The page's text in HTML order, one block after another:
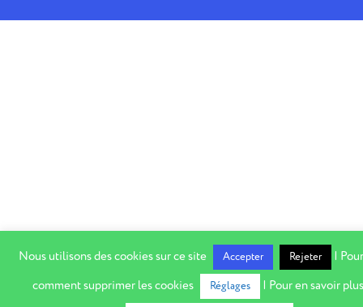
Nous utilisons des cookies sur ce site Accepter Rejeter
|
comment supprimer les cookies
Réglages | Pour en savoir